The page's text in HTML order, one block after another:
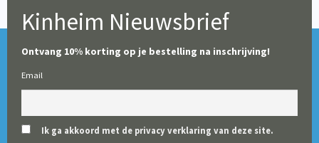
© Alle rechten voorbehouden 2026 | Educatieve Uitgeverij
Tijdens de zomerperiode blijft onze webshop geopend,
van alle bestellingen voor scholen.
Kinheim Nieuwsbrief
Ontvang 10% korting op je bestelling na inschrijving!
Email
Ik ga akkoord met de privacy verklaring van deze site.